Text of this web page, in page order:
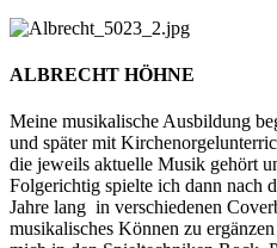
ALBRECHT HÖHNE
Meine musikalische Ausbildung
und später mit
die jeweils aktuelle Musik gehört
Folgerichtig spielte ich dann nach
Jahre lang in verschiedenen
musikalisches Können zu